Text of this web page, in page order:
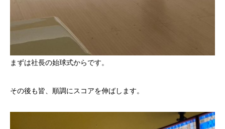
まずは社長の始球式からです。
その後も皆、順調にスコアを伸ばします。